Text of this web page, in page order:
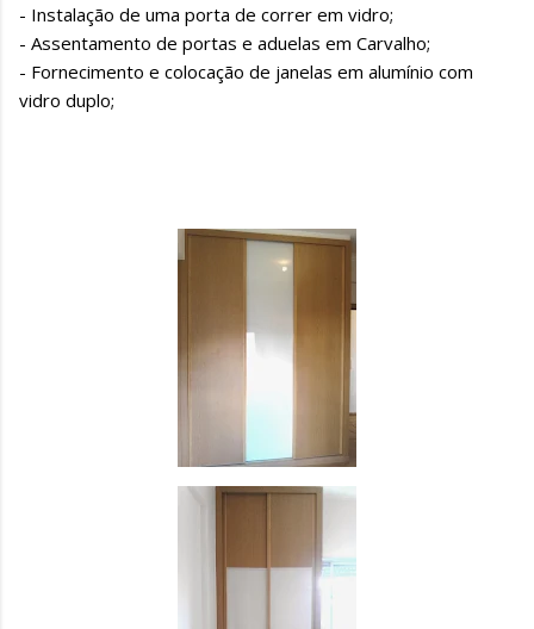
- Instalação de uma porta de correr em vidro;
- Assentamento de portas e aduelas em Carvalho;
- Fornecimento e colocação de janelas em alumínio com
vidro duplo;